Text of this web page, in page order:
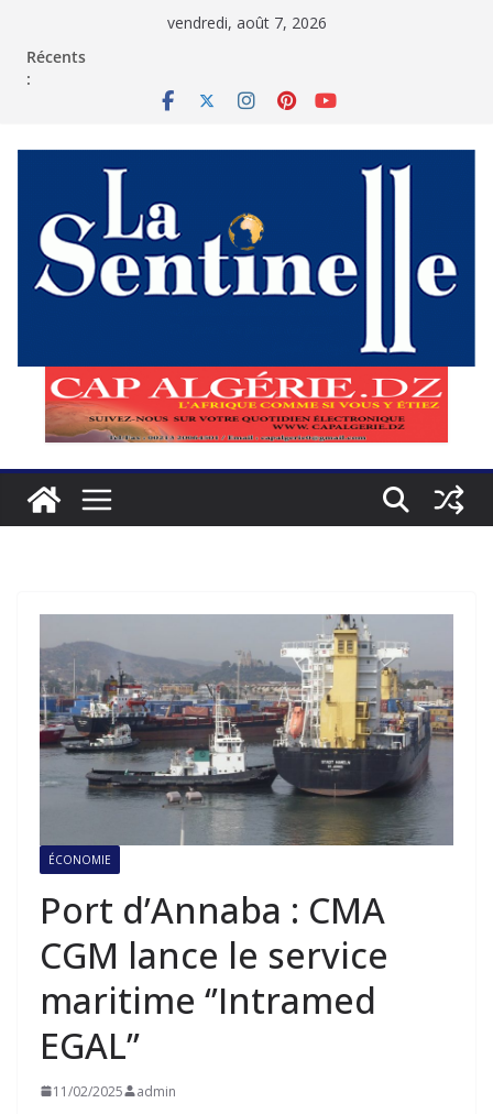
vendredi, août 7, 2026
Récents
:
ÉCONOMIE
Port d’Annaba : CMA
CGM lance le service
maritime ‘’Intramed
EGAL’’
11/02/2025 admin